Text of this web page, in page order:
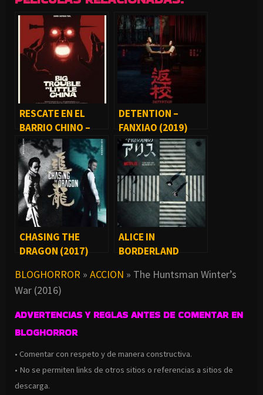
RESCATE EN EL
BARRIO CHINO –
BIG TROUBLE IN
LITTLE CHINA
(1986)
DETENTION –
FANXIAO (2019)
CHASING THE
DRAGON (2017)
ALICE IN
BORDERLAND
BLOGHORROR » ACCION » The Huntsman Winter’s
War (2016)
ADVERTENCIAS Y REGLAS ANTES DE COMENTAR EN
BLOGHORROR
• Comentar con respeto y de manera constructiva.
• No se permiten links de otros sitios o referencias a sitios de
descarga.